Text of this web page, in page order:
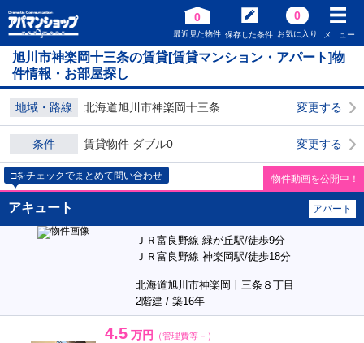
0
最近見た物件 保存した条件
0
お気に入り メニュー
旭川市神楽岡十三条の賃貸[賃貸マンション・アパート]物
件情報・お部屋探し
地域・路線 北海道旭川市神楽岡十三条 変更する
条件 賃貸物件 ダブル0 変更する
□をチェックでまとめて問い合わせ 物件動画を公開中！
アキュート アパート
ＪＲ富良野線 緑が丘駅/徒歩9分
ＪＲ富良野線 神楽岡駅/徒歩18分
北海道旭川市神楽岡十三条８丁目
2階建 / 築16年
4.5 万円 （管理費等－）